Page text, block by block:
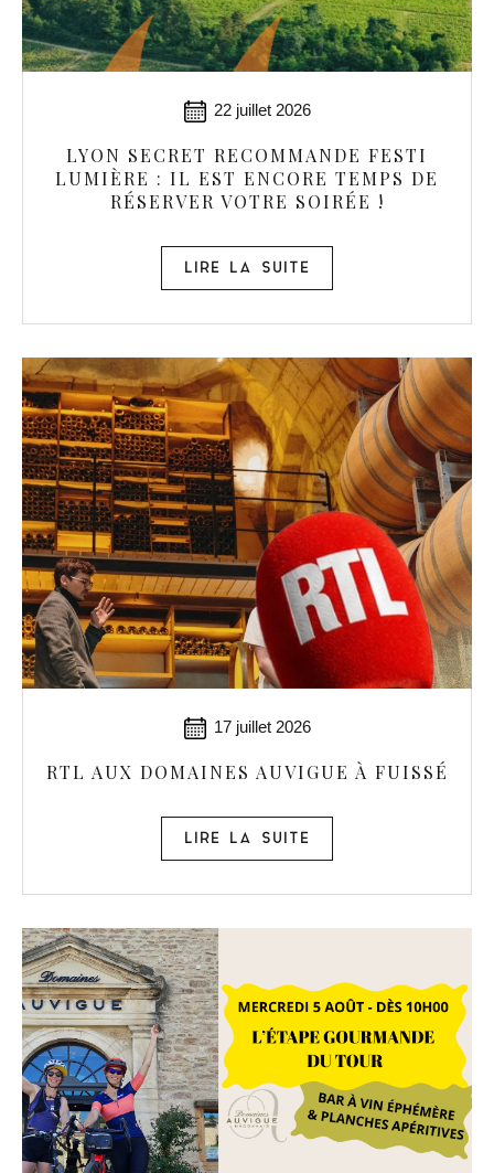
22 juillet 2026
LYON SECRET RECOMMANDE FESTI
LUMIÈRE : IL EST ENCORE TEMPS DE
RÉSERVER VOTRE SOIRÉE !
LIRE LA SUITE
17 juillet 2026
RTL AUX DOMAINES AUVIGUE À FUISSÉ
LIRE LA SUITE